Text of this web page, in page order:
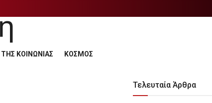
ΤΗΣ ΚΟΙΝΩΝΙΑΣ ΚΟΣΜΟΣ
Τελευταία Άρθρα